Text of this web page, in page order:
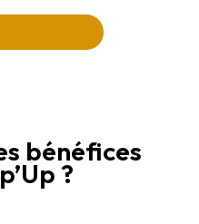
bénéfices
?